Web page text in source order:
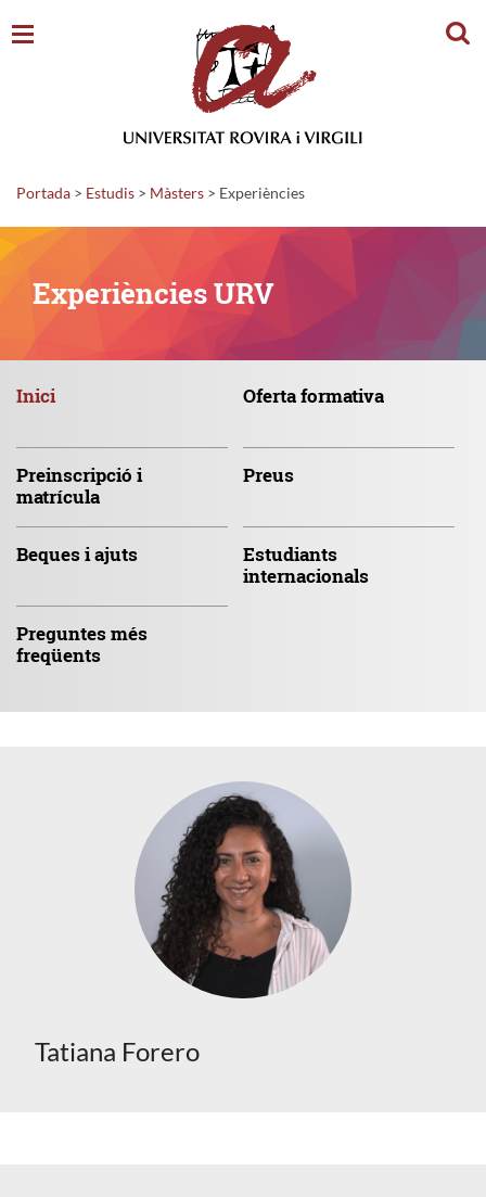
Portada > Estudis > Màsters > Experiències
Experiències URV
Inici Ofertaformativa
Preinscripció i
matrícula
Preus
Bequesi ajuts
Estudiants
internacionals
Preguntesmés
freqüents
Tatiana Forero